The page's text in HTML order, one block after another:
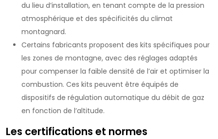
du lieu d’installation, en tenant compte de la pression
atmosphérique et des spécificités du climat
montagnard.
Certains fabricants proposent des kits spécifiques pour
les zones de montagne, avec des réglages adaptés
pour compenser la faible densité de l’air et optimiser la
combustion. Ces kits peuvent être équipés de
dispositifs de régulation automatique du débit de gaz
en fonction de l’altitude.
Les certifications et normes